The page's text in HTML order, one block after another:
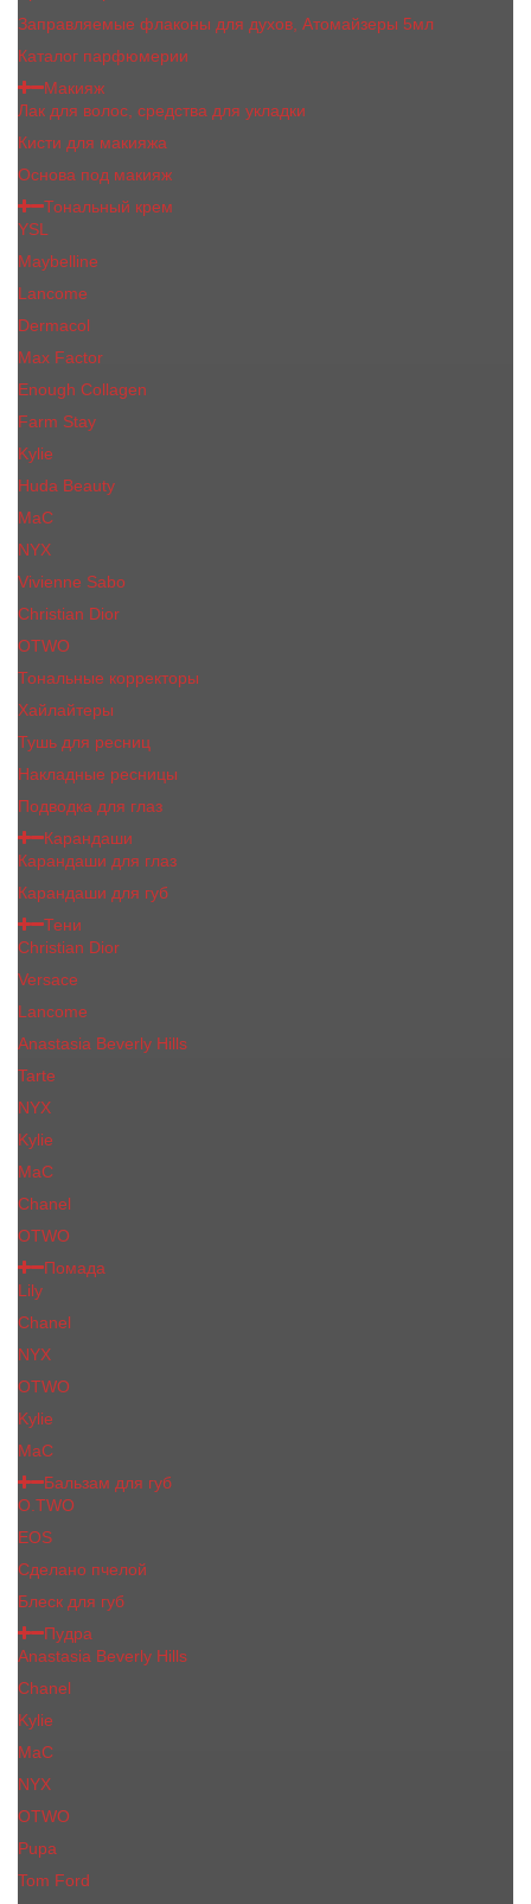
Заправляемые флаконы для духов, Атомайзеры 5мл
Каталог парфюмерии
Макияж
Лак для волос, средства для укладки
Кисти для макияжа
Основа под макияж
Тональный крем
YSL
Maybelline
Lancome
Dermacol
Max Factor
Enough Collagen
Farm Stay
Kylie
Huda Beauty
МаС
NYX
Vivienne Sabo
Сhristiаn Diоr
OTWO
Тональные корректоры
Хайлайтеры
Тушь для ресниц
Накладные ресницы
Подводка для глаз
Карандаши
Карандаши для глаз
Карандаши для губ
Тени
Christian Dior
Versace
Lancome
Anastasia Beverly Hills
Tarte
NYX
Kylie
MaC
Сhanеl
OTWO
Помада
Lily
Chanel
NYX
OTWO
Kylie
МаС
Бальзам для губ
O.TWO
EOS
Сделано пчелой
Блеск для губ
Пудра
Anastasia Beverly Hills
Chanel
Kylie
MaC
NYX
OTWO
Pupa
Tom Ford